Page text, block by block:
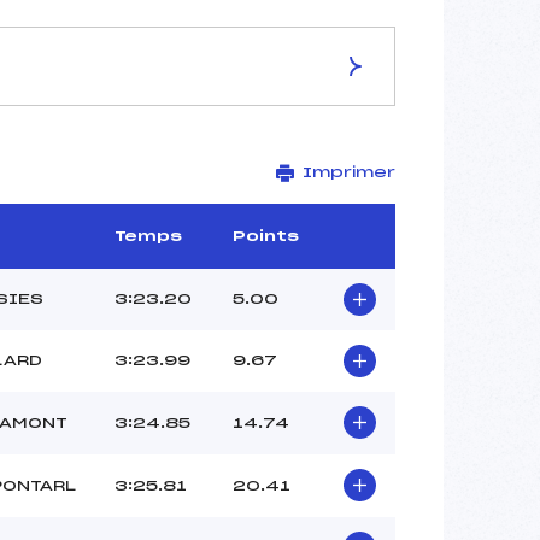
LES MARAIS
1.450 km
47 m
28 m
Imprimer
Temps Points
3:23.20 5.00
3:23.99 9.67
3:24.85 14.74
3:25.81 20.41